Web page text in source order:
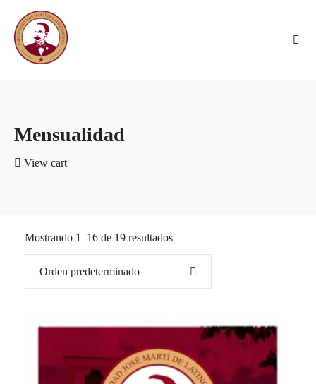
Mensualidad
View cart
Mostrando 1–16 de 19 resultados